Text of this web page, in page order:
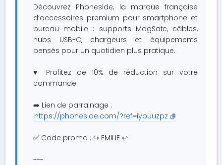
Découvrez Phoneside, la marque française
d’accessoires premium pour smartphone et
bureau mobile : supports MagSafe, câbles,
hubs USB-C, chargeurs et équipements
pensés pour un quotidien plus pratique.
♥️ Profitez de 10% de réduction sur votre
commande
➡️ Lien de parrainage :
https://phoneside.com/?ref=iyouuzpz
✅ Code promo : ↪️ EMILIE ↩️
---